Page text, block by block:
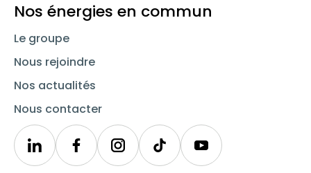
Nos énergies en commun
Le groupe
Nous rejoindre
Nos actualités
Nous contacter
LinkedinSynergieInstagramTikTok Youtube